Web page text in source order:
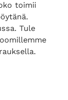
toimii
Tule